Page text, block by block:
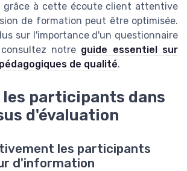
grâce à cette écoute client attentive
de formation peut être optimisée.
sur l'importance d'un questionnaire
notre guide essentiel sur
de qualité.
participants dans
d'évaluation
les participants
d'information